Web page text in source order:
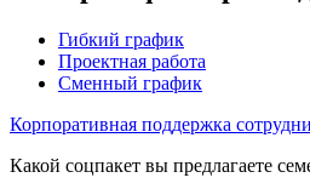
Гибкий график
Проектная работа
Сменный график
Корпоративная поддержка
Какой соцпакет вы предлагаете